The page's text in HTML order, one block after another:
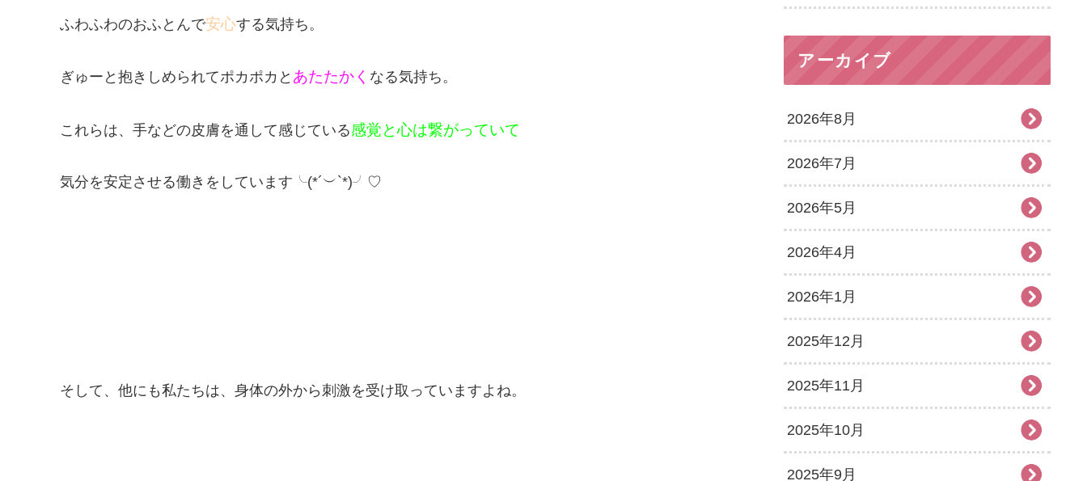
ふわふわのおふとんで安心する気持ち。
ぎゅーと抱きしめられてポカポカと あたたかく なる気持ち。
これらは、手などの皮膚を通して感じている感覚と心は繋がっていて
気分を安定させる働きをしています╰(*´︶`*)╯♡
そして、他にも私たちは、身体の外から刺激を受け取っていますよね。
アーカイブ
2026年8月
2026年7月
2026年5月
2026年4月
2026年1月
2025年12月
2025年11月
2025年10月
2025年9月